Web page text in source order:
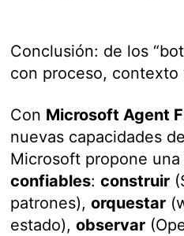
Conclusión: de los
con proceso, contexto
Con Microsoft Agent
nuevas capacidades
Microsoft propone
confiables:construir
patrones),orquestar
estado),observar